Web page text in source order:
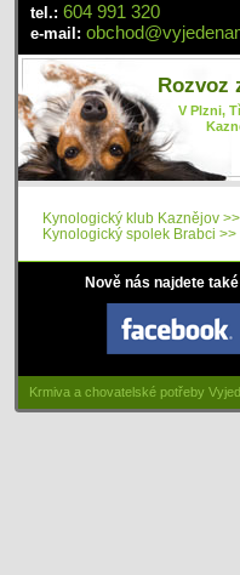
tel.: 604 991 320
e-mail: obchod@
Rozvoz
V Plzni,
Kynologický klub Kaznějov >>
Kynologický spolek Brabci >>
Nově nás najdete
Krmiva a chovatelské potřeby